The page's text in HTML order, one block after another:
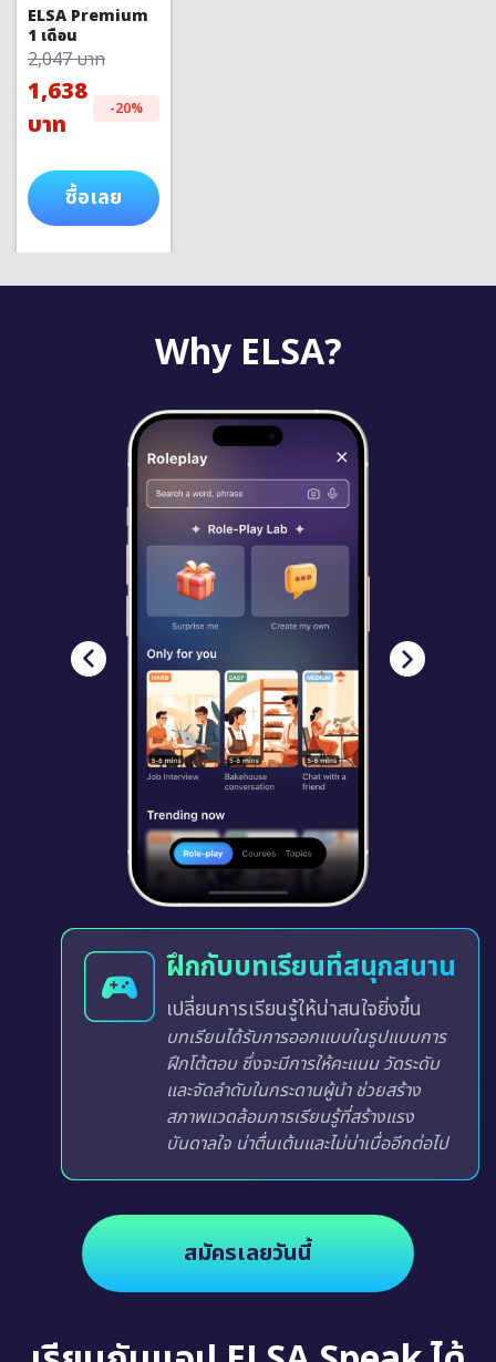
ELSA Premium
1 เดือน
2,047 บาท
1,638
บาท
-20%
ซื้อเลย
Why ELSA?
ฝึกกับบทเรียนที่สนุกสนาน
เปลี่ยนการเรียนรู้ให้น่าสนใจยิ่งขึ้น
บทเรียนได้รับการออกแบบในรูปแบบการ
ฝึกโต้ตอบ ซึ่งจะมีการให้คะแนน วัดระดับ
และจัดลำดับในกระดานผู้นำ ช่วยสร้าง
สภาพแวดล้อมการเรียนรู้ที่สร้างแรง
บันดาลใจ น่าตื่นเต้นและไม่น่าเบื่ออีกต่อไป
สมัครเลยวันนี้